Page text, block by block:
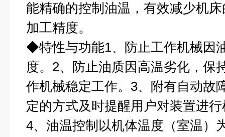
能精确的控制油温，有效减少机
加工精度。
◆特性与功能1、防止工作机械因
度。2、防止油质因高温劣化，保
作机械稳定工作。3、附有自动故
定的方式及时提醒用户对装置进
4、油温控制以机体温度（室温）